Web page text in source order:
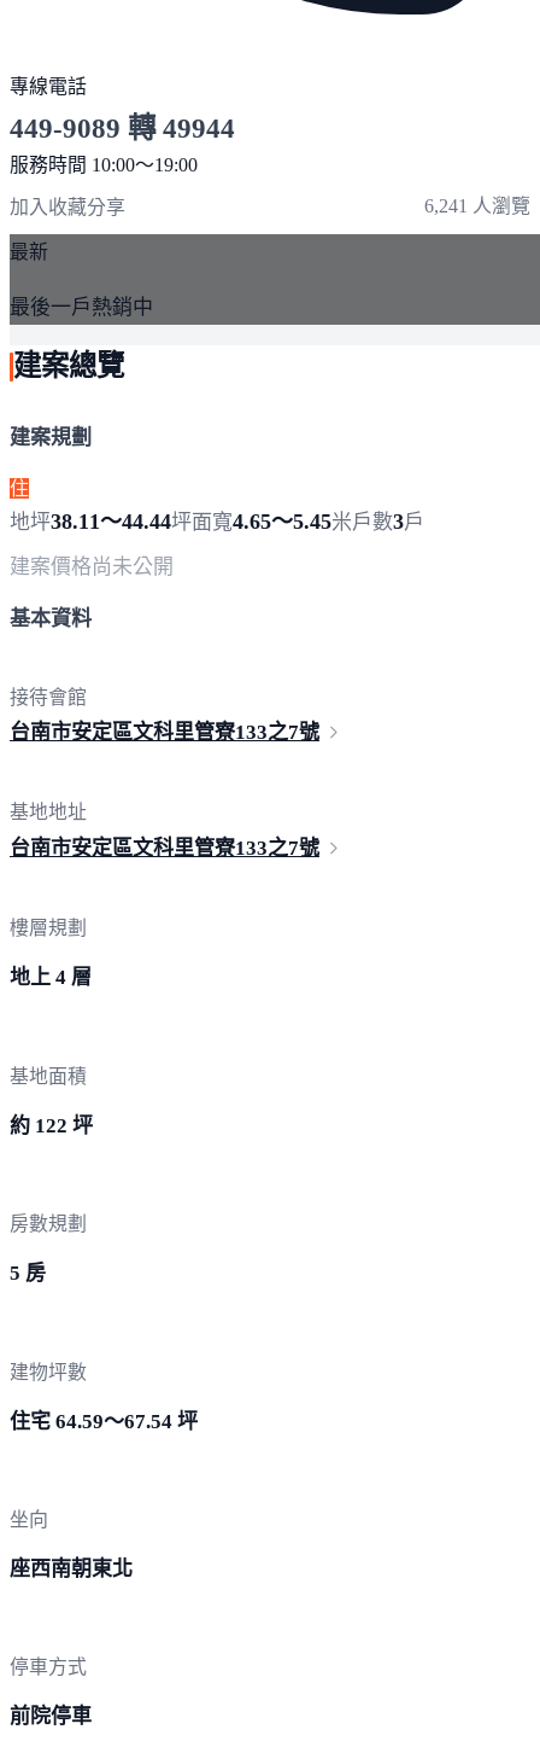
專線電話
449-9089 轉 49944
服務時間 10:00～19:00
加入收藏分享 6,241 人瀏覽
最新
最後一戶熱銷中
建案總覽
建案規劃
住
地坪38.11～44.44坪面寬4.65～5.45米戶數3戶
建案價格尚未公開
基本資料
接待會館
台南市安定區文科里管寮133之7號
基地地址
台南市安定區文科里管寮133之7號
樓層規劃
地上 4 層
基地面積
約 122 坪
房數規劃
5 房
建物坪數
住宅 64.59～67.54 坪
坐向
座西南朝東北
停車方式
前院停車